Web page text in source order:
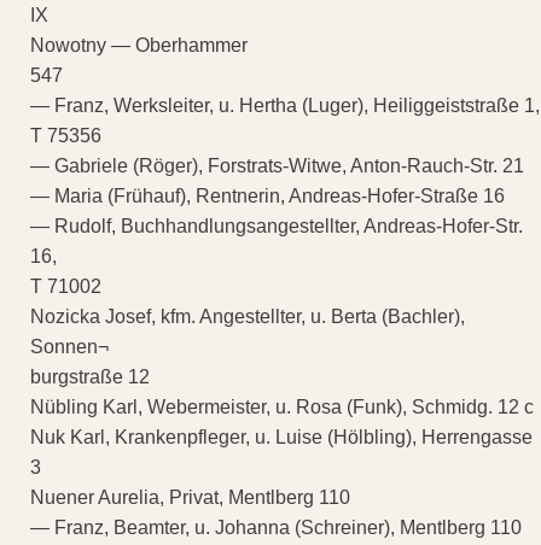
IX
Nowotny — Oberhammer
547
— Franz, Werksleiter, u. Hertha (Luger), Heiliggeiststraße 1,
T 75356
— Gabriele (Röger), Forstrats-Witwe, Anton-Rauch-Str. 21
— Maria (Frühauf), Rentnerin, Andreas-Hofer-Straße 16
— Rudolf, Buchhandlungsangestellter, Andreas-Hofer-Str.
16,
T 71002
Nozicka Josef, kfm. Angestellter, u. Berta (Bachler),
Sonnen¬
burgstraße 12
Nübling Karl, Webermeister, u. Rosa (Funk), Schmidg. 12 c
Nuk Karl, Krankenpfleger, u. Luise (Hölbling), Herrengasse
3
Nuener Aurelia, Privat, Mentlberg 110
— Franz, Beamter, u. Johanna (Schreiner), Mentlberg 110